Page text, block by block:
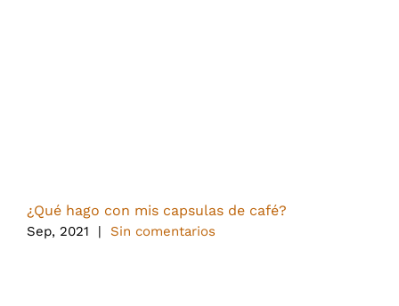
¿Qué hago con mis capsulas de café?
Sep, 2021 Sin comentarios